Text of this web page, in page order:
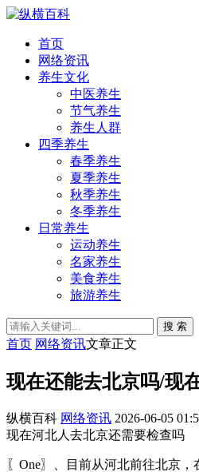
首页
网络资讯
养生文化
中医养生
节气养生
养生人群
四季养生
春季养生
夏季养生
秋季养生
冬季养生
日常养生
运动养生
名家养生
美食养生
旅游养生
搜 索
首页 网络资讯文章正文
现在还能去北京吗/现
纵横百科 网络资讯 2026-06-05
现在河北人去北京还需要检查吗
〖One〗、目前从河北前往北京